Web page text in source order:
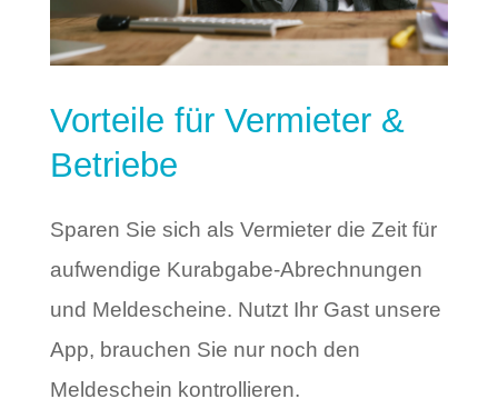
Vorteile für Vermieter &
Betriebe
Sparen Sie sich als Vermieter die Zeit für
aufwendige Kurabgabe-Abrechnungen
und Meldescheine. Nutzt Ihr Gast unsere
App, brauchen Sie nur noch den
Meldeschein kontrollieren.